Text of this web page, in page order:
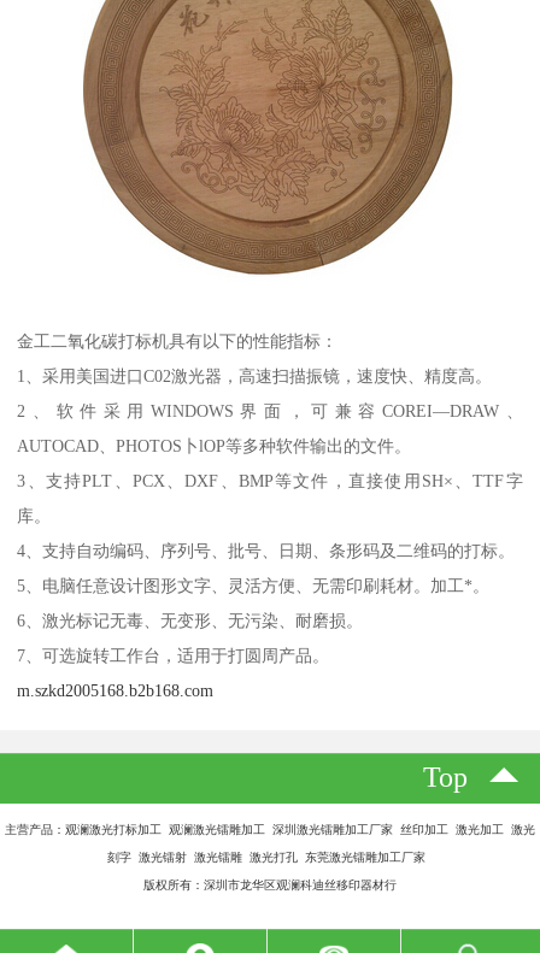
金工二氧化碳打标机具有以下的性能指标：
1、采用美国进口C02激光器，高速扫描振镜，速度快、精度高。
2、软件采用WINDOWS界面，可兼容COREI—DRAW、
AUTOCAD、PHOTOS卜lOP等多种软件输出的文件。
3、支持PLT、PCX、DXF、BMP等文件，直接使用SH×、TTF字
库。
4、支持自动编码、序列号、批号、日期、条形码及二维码的打标。
5、电脑任意设计图形文字、灵活方便、无需印刷耗材。加工*。
6、激光标记无毒、无变形、无污染、耐磨损。
7、可选旋转工作台，适用于打圆周产品。
m.szkd2005168.b2b168.com
Top
主营产品：观澜激光打标加工 观澜激光镭雕加工 深圳激光镭雕加工厂家 丝印加工 激光加工 激光
刻字 激光镭射 激光镭雕 激光打孔 东莞激光镭雕加工厂家
版权所有：深圳市龙华区观澜科迪丝移印器材行